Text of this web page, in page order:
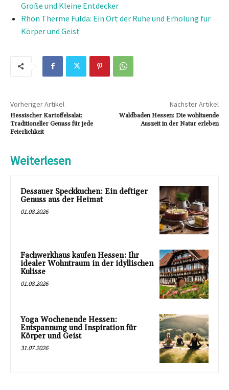
Große und Kleine Entdecker
Rhön Therme Fulda: Ein Ort der Ruhe und Erholung für
Körper und Geist
Vorheriger Artikel
Hessischer Kartoffelsalat:
Traditioneller Genuss für jede
Feierlichkeit
Nächster Artikel
Waldbaden Hessen: Die wohltuende
Auszeit in der Natur erleben
Weiterlesen
Dessauer Speckkuchen: Ein deftiger
Genuss aus der Heimat
01.08.2026
Fachwerkhaus kaufen Hessen: Ihr
idealer Wohntraum in der idyllischen
Kulisse
01.08.2026
Yoga Wochenende Hessen:
Entspannung und Inspiration für
Körper und Geist
31.07.2026